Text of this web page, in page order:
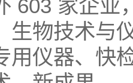
603 家企业
生物技术与
用仪器、快